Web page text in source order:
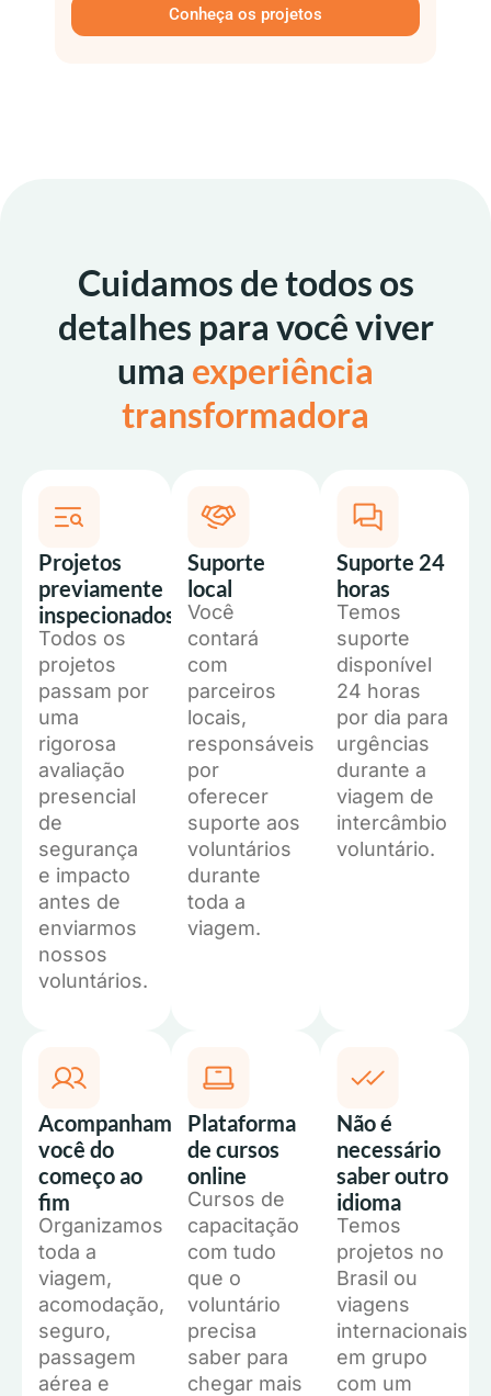
Conheça os projetos
Cuidamos de todos os
detalhes para você viver
uma experiência
transformadora
Projetos
previamente
inspecionados
Todos os
projetos
passam por
uma
rigorosa
avaliação
presencial
de
segurança
e impacto
antes de
enviarmos
nossos
voluntários.
Suporte
local
Você
contará
com
parceiros
locais,
responsáveis
por
oferecer
suporte aos
voluntários
durante
toda a
viagem.
Suporte 24
horas
Temos
suporte
disponível
24 horas
por dia para
urgências
durante a
viagem de
intercâmbio
voluntário.
Acompanhamos
você do
começo ao
fim
Organizamos
toda a
viagem,
acomodação,
seguro,
passagem
aérea e
Plataforma
de cursos
online
Cursos de
capacitação
com tudo
que o
voluntário
precisa
saber para
chegar mais
Não é
necessário
saber outro
idioma
Temos
projetos no
Brasil ou
viagens
internacionais
em grupo
com um